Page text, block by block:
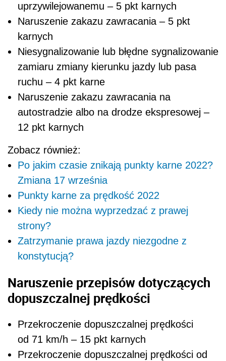
uprzywilejowanemu – 5 pkt karnych
Naruszenie zakazu zawracania – 5 pkt
karnych
Niesygnalizowanie lub błędne sygnalizowanie
zamiaru zmiany kierunku jazdy lub pasa
ruchu – 4 pkt karne
Naruszenie zakazu zawracania na
autostradzie albo na drodze ekspresowej –
12 pkt karnych
Zobacz również:
Po jakim czasie znikają punkty karne 2022?
Zmiana 17 września
Punkty karne za prędkość 2022
Kiedy nie można wyprzedzać z prawej
strony?
Zatrzymanie prawa jazdy niezgodne z
konstytucją?
Naruszenie przepisów dotyczących
dopuszczalnej prędkości
Przekroczenie dopuszczalnej prędkości
od 71 km/h – 15 pkt karnych
Przekroczenie dopuszczalnej prędkości od